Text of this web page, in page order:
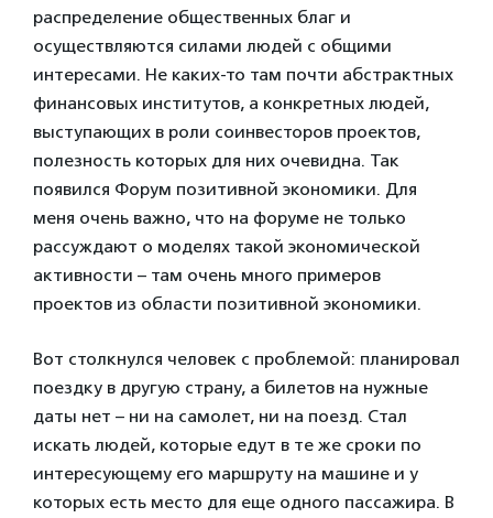
распределение общественных благ и
осуществляются силами людей с общими
интересами. Не каких-то там почти абстрактных
финансовых институтов, а конкретных людей,
выступающих в роли соинвесторов проектов,
полезность которых для них очевидна. Так
появился Форум позитивной экономики. Для
меня очень важно, что на форуме не только
рассуждают о моделях такой экономической
активности – там очень много примеров
проектов из области позитивной экономики.
Вот столкнулся человек с проблемой: планировал
поездку в другую страну, а билетов на нужные
даты нет – ни на самолет, ни на поезд. Стал
искать людей, которые едут в те же сроки по
интересующему его маршруту на машине и у
которых есть место для еще одного пассажира. В